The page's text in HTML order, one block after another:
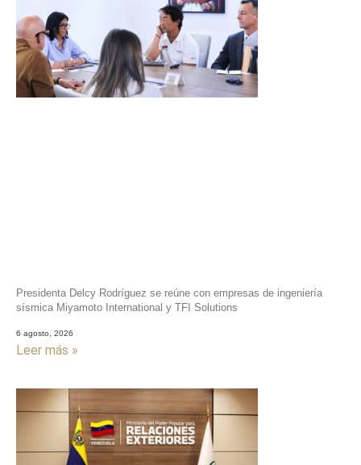
Presidenta Delcy Rodríguez se reúne con empresas de ingeniería
sísmica Miyamoto International y TFI Solutions
6 agosto, 2026
Leer más »